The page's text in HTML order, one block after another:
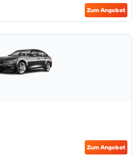
Zum Angebot
Zum Angebot